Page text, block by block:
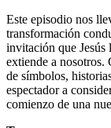
Este episodio nos
transformación
invitación que Jesús
extiende a nosotros.
de símbolos,
espectador a
comienzo de una